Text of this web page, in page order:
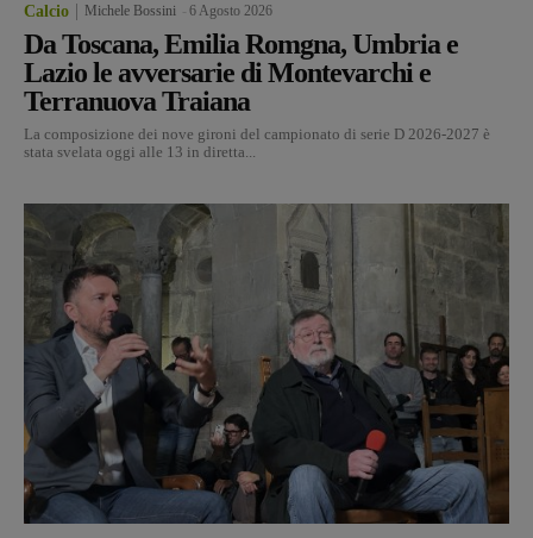
Calcio Michele Bossini 6 Agosto 2026
Da Toscana, Emilia Romgna, Umbria e
Lazio le avversarie di Montevarchi e
Terranuova Traiana
La composizione dei nove gironi del campionato di serie D 2026-2027 è
stata svelata oggi alle 13 in diretta...